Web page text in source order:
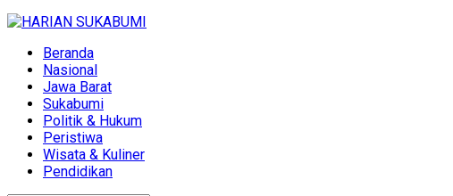
Beranda
Nasional
Jawa Barat
Sukabumi
Politik & Hukum
Peristiwa
Wisata & Kuliner
Pendidikan